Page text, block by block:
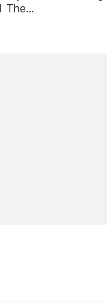
The